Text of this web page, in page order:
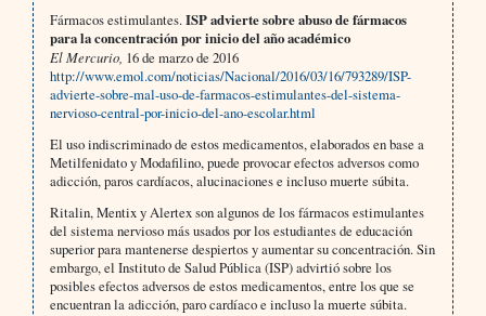
Fármacos estimulantes.ISP advierte sobre abuso de fármacos
para la concentración por inicio del año académico
El Mercurio, 16 de marzo de 2016
http://www.emol.com/noticias/Nacional/2016/03/16/793289/ISP-
advierte-sobre-mal-uso-de-farmacos-estimulantes-del-sistema-
nervioso-central-por-inicio-del-ano-escolar.html
El uso indiscriminado de estos medicamentos, elaborados en base a
Metilfenidato y Modafilino, puede provocar efectos adversos como
adicción, paros cardíacos, alucinaciones e incluso muerte súbita.
Ritalin, Mentix y Alertex son algunos de los fármacos estimulantes
del sistema nervioso más usados por los estudiantes de educación
superior para mantenerse despiertos y aumentar su concentración. Sin
embargo, el Instituto de Salud Pública (ISP) advirtió sobre los
posibles efectos adversos de estos medicamentos, entre los que se
encuentran la adicción, paro cardíaco e incluso la muerte súbita.